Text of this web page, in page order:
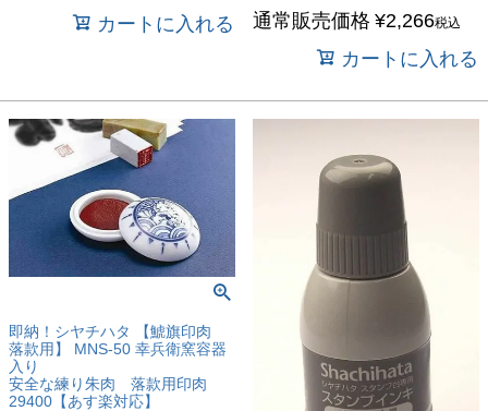
カートに入れる 通常販売価格 ¥2,266税込
カートに入れる
即納！シヤチハタ 【鯱旗印肉
落款用】 MNS-50 幸兵衛窯容器
入り
安全な練り朱肉 落款用印肉
29400【あす楽対応】